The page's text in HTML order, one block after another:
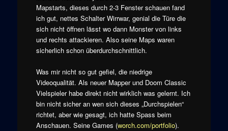
Mapstarts, dieses durch 2-3 Fenster schauen fand
ich gut, nettes Schalter Wirrwar, genial die Türe die
sich nicht öffnen lässt wo dann Monster von links
und rechts attackieren. Also seine Maps waren
sicherlich schon überdurchschnittlich.
Was mir nicht so gut gefiel, die niedrige
Videoqualität. Als neuer Mapper und Doom Classic
Vielspieler habe direkt nicht wirklich was gelernt. Ich
bin nicht sicher an wen sich dieses „Durchspielen“
richtet, aber wie gesagt, ich hatte Spass beim
Anschauen. Seine Games (worch.com/portfolio).